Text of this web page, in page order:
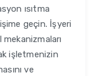
ısıtma
geçin. İşyeri
işletmenizin
ve